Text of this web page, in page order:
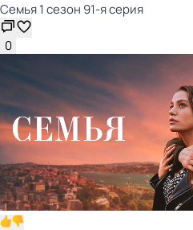
Семья 1 сезон 91-я серия
0